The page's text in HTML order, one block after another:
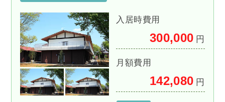
入居時費用
300,000 円
月額費用
142,080 円